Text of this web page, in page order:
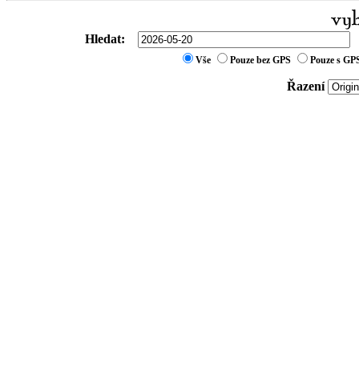
Hledat:
Vše Pouze bez GPS Pouze s
Řazení